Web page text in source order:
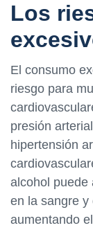
Los
El consumo
riesgo para
presión
hipertensión
alcohol puede
en la sangre y
aumentando